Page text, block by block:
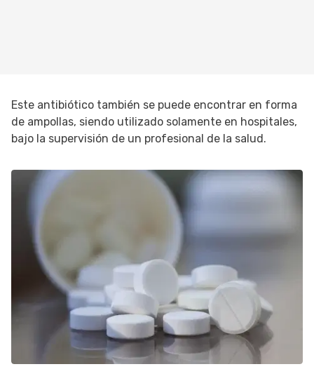
Este antibiótico también se puede encontrar en forma
de ampollas, siendo utilizado solamente en hospitales,
bajo la supervisión de un profesional de la salud.